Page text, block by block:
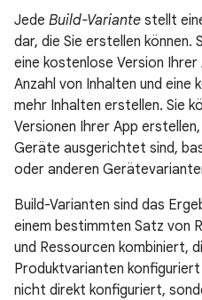
Jede Build-Variante stellt
dar, die Sie erstellen können.
eine kostenlose Version
Anzahl von Inhalten und
mehr Inhalten erstellen. Sie
Versionen Ihrer App
Geräte ausgerichtet sind,
oder anderen
Build-Varianten sind das
einem bestimmten Satz von
und Ressourcen kombiniert,
Produktvarianten
nicht direkt konfiguriert,